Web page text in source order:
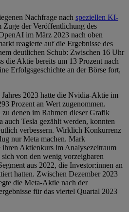
Nachfrage nach speziellen KI-
Zuge der Veröffentlichung des
im März 2023 nach oben
reagierte auf die Ergebnisse des
deutlichen Schub: Zwischen 16 Uhr
die Aktie bereits um 13 Prozent nach
Erfolgsgeschichte an der Börse fort,
2023 hatte die Nvidia-Aktie im
Prozent an Wert zugenommen.
zu denen im Rahmen dieser Grafik
Tesla gezählt werden, konnten
verbessern. Wirklich Konkurrenz
nur Meta machen. Mark
ihren Aktienkurs im Analysezeitraum
von den wenig vorzeigbaren
aus 2022, die Investor:innen an
hatten. Zwischen Dezember 2023
die Meta-Aktie nach der
für das viertel Quartal 2023